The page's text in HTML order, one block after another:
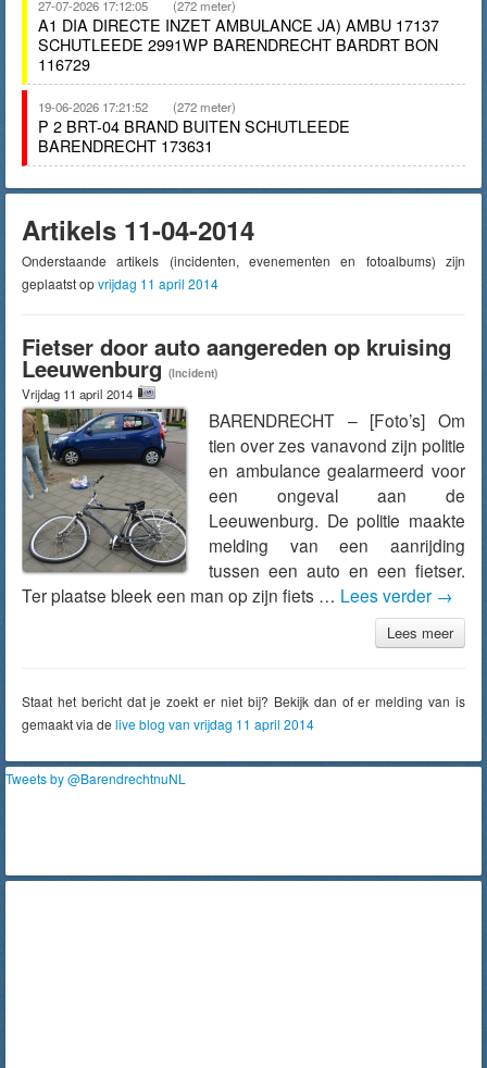
27-07-2026 17:12:05 (272 meter)
A1 DIA DIRECTE INZET AMBULANCE JA) AMBU 17137
SCHUTLEEDE 2991WP BARENDRECHT BARDRT BON
116729
19-06-2026 17:21:52 (272 meter)
P 2 BRT-04 BRAND BUITEN SCHUTLEEDE
BARENDRECHT 173631
Artikels 11-04-2014
Onderstaande artikels (incidenten, evenementen en fotoalbums) zijn
geplaatst opvrijdag 11 april 2014
Fietser door auto aangereden op kruising
Leeuwenburg (Incident)
Vrijdag 11 april 2014
BARENDRECHT – [Foto’s] Om
tien over zes vanavond zijn politie
en ambulance gealarmeerd voor
een ongeval aan de
Leeuwenburg. De politie maakte
melding van een aanrijding
tussen een auto en een fietser.
Ter plaatse bleek een man op zijn fiets … Lees verder →
Lees meer
Staat het bericht dat je zoekt er niet bij? Bekijk dan of er melding van is
gemaakt via de live blog van vrijdag 11 april 2014
Tweets by @BarendrechtnuNL